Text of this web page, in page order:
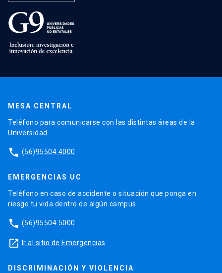
MESA CENTRAL
Teléfono para comunicarse con las distintas áreas de la
Universidad.
phone (56)95504 4000
EMERGENCIAS UC
Teléfono en caso de accidente o situación que ponga en
riesgo tu vida dentro de algún campus.
phone (56)95504 5000
launch Ir al sitio de Emergencias
DISCRIMINACIÓN Y VIOLENCIA